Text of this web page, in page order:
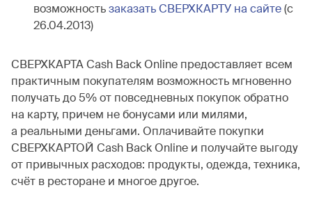
возможностьзаказать СВЕРХКАРТУ на сайте(c
26.04.2013)
СВЕРХКАРТА Cash Back Online предоставляет всем
практичным покупателям возможность мгновенно
получать до 5% от повседневных покупок обратно
на карту, причем не бонусами или милями,
а реальными деньгами. Оплачивайте покупки
СВЕРХКАРТОЙ Cash Back Online и получайте выгоду
от привычных расходов: продукты, одежда, техника,
счёт в ресторане и многое другое.